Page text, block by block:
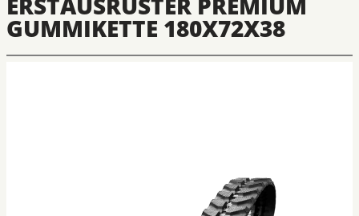
GUMMIKETTE 180X72X38